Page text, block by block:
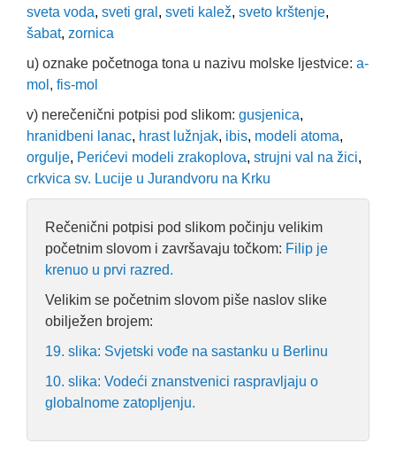
sveta voda, sveti gral , sveti kalež, sveto krštenje,
šabat, zornica
u) oznake početnoga tona u nazivu molske ljestvice: a-
mol , fis-mol
v) nerečenični potpisi pod slikom: gusjenica,
hranidbeni lanac, hrast lužnjak, ibis, modeli atoma,
orgulje, Perićevi modeli zrakoplova, strujni val na žici,
crkvica sv. Lucije u Jurandvoru na Krku
Rečenični potpisi pod slikom počinju velikim
početnim slovom i završavaju točkom: Filip je
krenuo u prvi razred.
Velikim se početnim slovom piše naslov slike
obilježen brojem:
19. slika: Svjetski vođe na sastanku u Berlinu
10. slika: Vodeći znanstvenici raspravljaju o
globalnome zatopljenju.